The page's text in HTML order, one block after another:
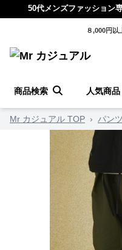
50代メンズファッション
８,000円以
商品検索 人気商品
Mr カジュアル TOP › パン